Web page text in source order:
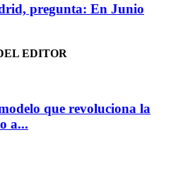
pregunta: En Junio
EDITOR
que revoluciona la
a...